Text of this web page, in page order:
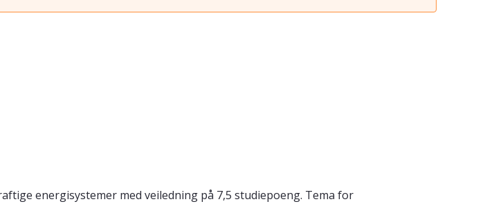
energisystemer med veiledning på 7,5 studiepoeng. Tema for